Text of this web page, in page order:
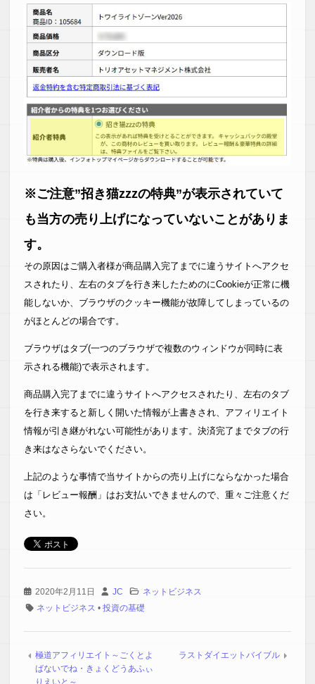
※ご注意”招き猫zzzの特典”が表示されていて
も当方の売り上げになっていないことがありま
す。
その原因はご購入者様が商品購入完了までに違うサイトへアクセ
スされたり、左右のタブを行き来したためのにCookieが正常に機
能しないか、ブラウザのクッキー機能が故障してしまっているの
がほとんどの場合です。
ブラウザはタブ(一つのブラウザで複数のウィンドウが同時に表
示される機能)で表示されます。
商品購入完了までに違うサイトへアクセスされたり、左右のタブ
を行き来すると新しく開いた情報が上書きされ、アフィリエイト
情報が引き継がれない可能性があります。決済完了までタブの行
き来はなさらないでください。
上記のような事情で当サイトからの売り上げにならなかった場合
は「レビュー報酬」はお支払いできませんので、重々ご注意くだ
さい。
2020年2月11日 JC
ネットビジネス
ネットビジネス • 投資の基礎
極道アフィリエイト～ごくとよ
ばないでね・きょくどうあふぃ
ラストダイエットバイブル